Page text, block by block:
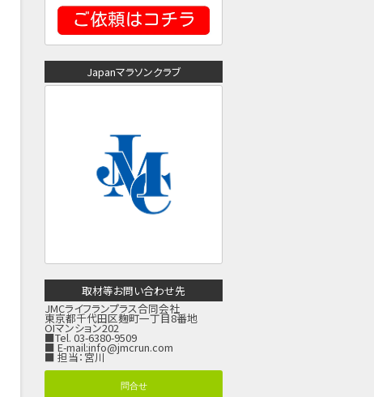
Japanマラソンクラブ
取材等お問い合わせ先
JMCライフランプラス合同会社
東京都千代田区麹町一丁目8番地
OIマンション202
■Tel. 03-6380-9509
■ E-mail:info@jmcrun.com
■ 担当：宮川
問合せ